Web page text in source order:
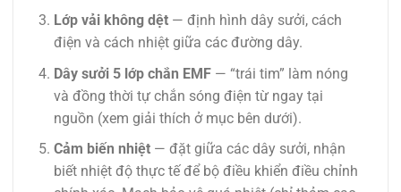
Lớp vải không dệt— định hình dây sưởi, cách
điện và cách nhiệt giữa các đường dây.
Dây sưởi 5 lớp chắn EMF— “trái tim” làm nóng
và đồng thời tự chắn sóng điện từ ngay tại
nguồn (xem giải thích ở mục bên dưới).
Cảm biến nhiệt— đặt giữa các dây sưởi, nhận
biết nhiệt độ thực tế để bộ điều khiển điều chỉnh